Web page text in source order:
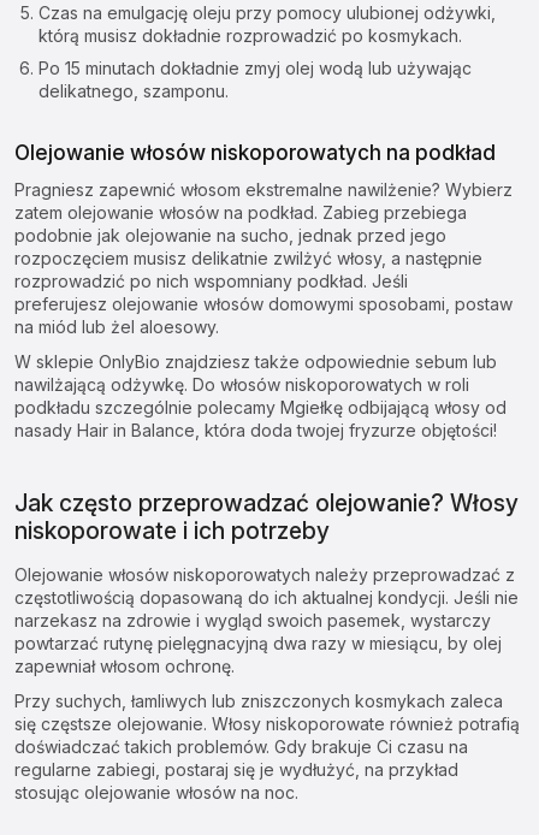
Czas na emulgację oleju przy pomocy ulubionej odżywki,
którą musisz dokładnie rozprowadzić po kosmykach.
Po 15 minutach dokładnie zmyj olej wodą lub używając
delikatnego, szamponu.
Olejowanie włosów niskoporowatych na podkład
Pragniesz zapewnić włosom ekstremalne nawilżenie? Wybierz
zatem olejowanie włosów na podkład. Zabieg przebiega
podobnie jak olejowanie na sucho, jednak przed jego
rozpoczęciem musisz delikatnie zwilżyć włosy, a następnie
rozprowadzić po nich wspomniany podkład. Jeśli
preferujesz olejowanie włosów domowymi sposobami , postaw
na miód lub żel aloesowy.
W sklepie OnlyBio znajdziesz także odpowiednie sebum lub
nawilżającą odżywkę. Do włosów niskoporowatych w roli
podkładu szczególnie polecamy Mgiełkę odbijającą włosy od
nasady Hair in Balance , która doda twojej fryzurze objętości!
Jak często przeprowadzać olejowanie? Włosy
niskoporowate i ich potrzeby
Olejowanie włosów niskoporowatych należy przeprowadzać z
częstotliwością dopasowaną do ich aktualnej kondycji. Jeśli nie
narzekasz na zdrowie i wygląd swoich pasemek, wystarczy
powtarzać rutynę pielęgnacyjną dwa razy w miesiącu, by olej
zapewniał włosom ochronę.
Przy suchych, łamliwych lub zniszczonych kosmykach zaleca
się częstsze olejowanie. Włosy niskoporowate również potrafią
doświadczać takich problemów. Gdy brakuje Ci czasu na
regularne zabiegi, postaraj się je wydłużyć, na przykład
stosując olejowanie włosów na noc.